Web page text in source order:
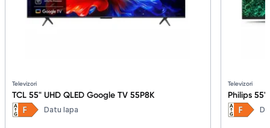
Televizori
TCL 55" UHD QLED Google TV 55P8K
Datu lapa
Televizori
Philips 55"